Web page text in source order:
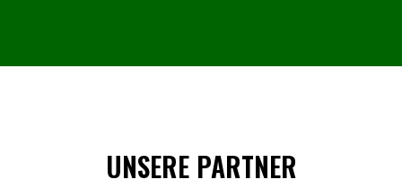
UNSERE PARTNER